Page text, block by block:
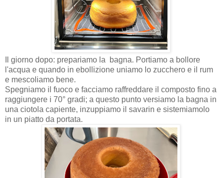
Il giorno dopo: prepariamo la bagna. Portiamo a bollore
l'acqua e quando in ebollizione uniamo lo zucchero e il rum
e mescoliamo bene.
Spegniamo il fuoco e facciamo raffreddare il composto fino a
raggiungere i 70° gradi; a questo punto versiamo la bagna in
una ciotola capiente, inzuppiamo il savarin e sistemiamolo
in un piatto da portata.